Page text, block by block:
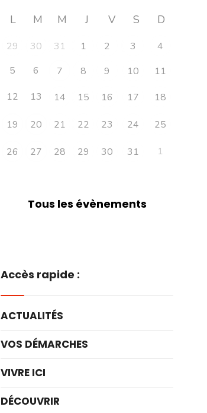
L M M J V S D
29 30 31 1 2 3
4
5
6 7 8 9 10
11
12
13 14 15 16 17 18
19 20 21 22 23 24 25
26 27 28 29 30 31 1
Tous les évènements
Accès rapide :
ACTUALITÉS
VOS DÉMARCHES
VIVRE ICI
DÉCOUVRIR